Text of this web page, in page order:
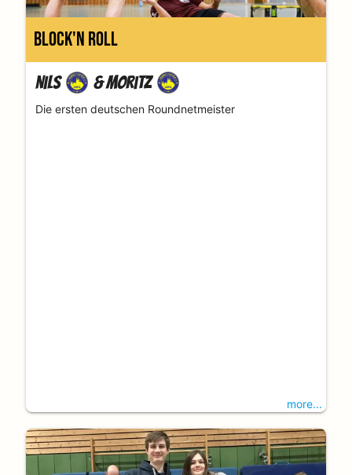
Block'n Roll
Nils &Moritz
Die ersten deutschen Roundnetmeister
more...